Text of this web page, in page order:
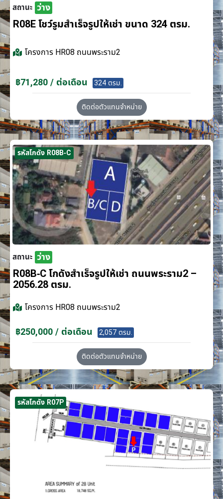
สถานะ ว่าง
R08E โชว์รูมสำเร็จรูปให้เช่า ขนาด 324 ตรม.
โครงการ HR08 ถนนพระราม2
฿71,280 / ต่อเดือน 324 ตรม.
ติดต่อตัวแทนจำหน่าย
รหัสโกดัง R08B-C
สถานะ ว่าง
R08B-C โกดังสำเร็จรูปให้เช่า ถนนพระราม2 –
2056.28 ตรม.
โครงการ HR08 ถนนพระราม2
฿250,000 / ต่อเดือน 2,057 ตรม.
ติดต่อตัวแทนจำหน่าย
รหัสโกดัง R07P